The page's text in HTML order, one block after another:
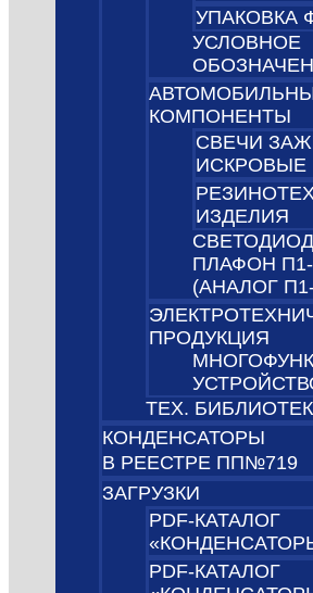
УПАКОВКА
УСЛОВНОЕ
КОМПОНЕНТЫ
СВЕЧИ
ИСКРОВЫЕ
ИЗДЕЛИЯ
ПЛАФОН П1-
(АНАЛОГ П1-
ПРОДУКЦИЯ
ТЕХ.
КОНДЕНСАТОРЫ
В РЕЕСТРЕ ПП№719
ЗАГРУЗКИ
PDF-КАТАЛОГ
PDF-КАТАЛОГ